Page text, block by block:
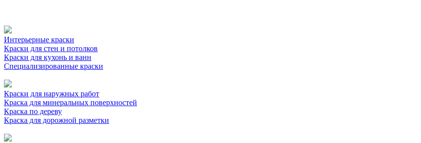
Интерьерные краски
Краски для стен и потолков
Краски для кухонь и ванн
Специализированные краски
Краски для наружных работ
Краска для минеральных поверхностей
Краска по дереву
Краска для дорожной разметки